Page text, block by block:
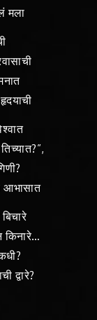
मला
आभासात
किनारे…
द्वारे?